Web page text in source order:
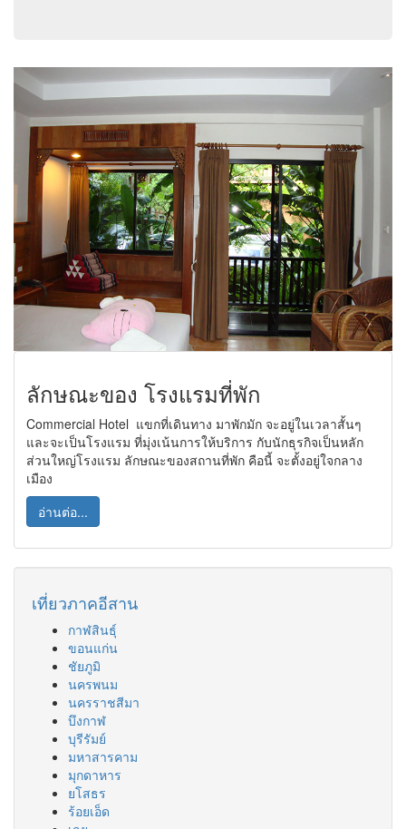
ลักษณะของ โรงแรมที่พัก
Commercial Hotel แขกที่เดินทาง มาพักมัก จะอยู่ในเวลาสั้นๆ
และจะเป็นโรงแรม ที่มุ่งเน้นการให้บริการ กับนักธุรกิจเป็นหลัก
ส่วนใหญ่โรงแรม ลักษณะของสถานที่พัก คือนี้ จะตั้งอยู่ใจกลาง
เมือง
อ่านต่อ...
เที่ยวภาคอีสาน
กาฬสินธุ์
ขอนแก่น
ชัยภูมิ
นครพนม
นครราชสีมา
บึงกาฬ
บุรีรัมย์
มหาสารคาม
มุกดาหาร
ยโสธร
ร้อยเอ็ด